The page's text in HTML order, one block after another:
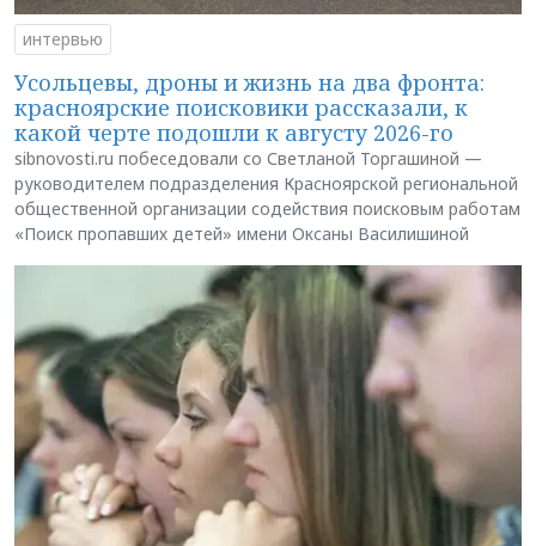
интервью
Усольцевы, дроны и жизнь на два фронта:
красноярские поисковики рассказали, к
какой черте подошли к августу 2026-го
sibnovosti.ru побеседовали со Светланой Торгашиной —
руководителем подразделения Красноярской региональной
общественной организации содействия поисковым работам
«Поиск пропавших детей» имени Оксаны Василишиной